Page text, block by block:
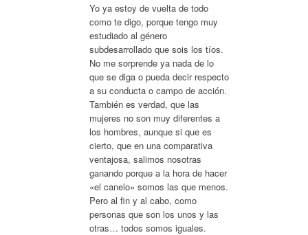
Yo ya estoy de vuelta de todo
como te digo, porque tengo muy
estudiado al género
subdesarrollado que sois los tíos.
No me sorprende ya nada de lo
que se diga o pueda decir respecto
a su conducta o campo de acción.
También es verdad, que las
mujeres no son muy diferentes a
los hombres, aunque si que es
cierto, que en una comparativa
ventajosa, salimos nosotras
ganando porque a la hora de hacer
«el canelo» somos las que menos.
Pero al fin y al cabo, como
personas que son los unos y las
otras… todos somos iguales.